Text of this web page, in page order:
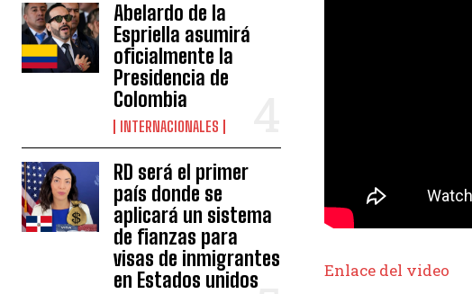
Abelardo de la
Espriella asumirá
oficialmente la
Presidencia de
Colombia
INTERNACIONALES
RD será el primer
país donde se
aplicará un sistema
de fianzas para
visas de inmigrantes
en Estados unidos
Enlace del video